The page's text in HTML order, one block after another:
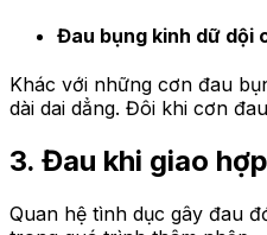
Đau bụng kinh dữ dội
Khác với những cơn đau
dài dai dẳng. Đôi khi cơn
3. Đau khi giao hợp
Quan hệ tình dục gây đau